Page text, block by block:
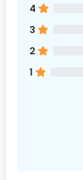
4
3
2
1